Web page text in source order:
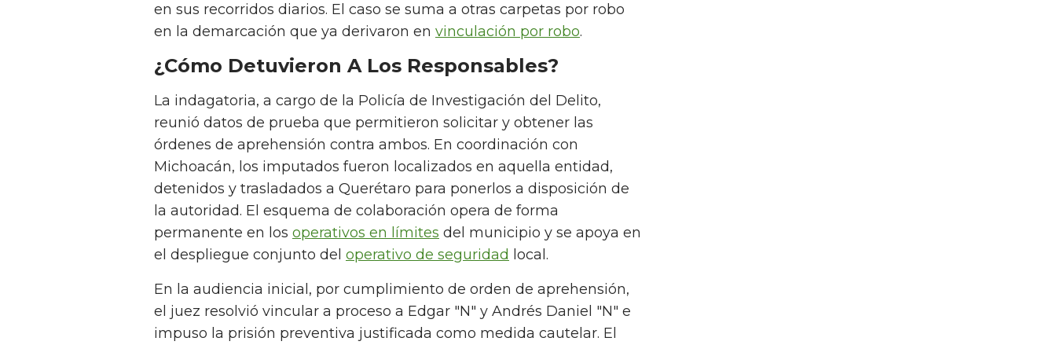
en sus recorridos diarios. El caso se suma a otras carpetas por robo
en la demarcación que ya derivaron en vinculación por robo.
¿Cómo Detuvieron A Los Responsables?
La indagatoria, a cargo de la Policía de Investigación del Delito,
reunió datos de prueba que permitieron solicitar y obtener las
órdenes de aprehensión contra ambos. En coordinación con
Michoacán, los imputados fueron localizados en aquella entidad,
detenidos y trasladados a Querétaro para ponerlos a disposición de
la autoridad. El esquema de colaboración opera de forma
permanente en los operativos en límites del municipio y se apoya en
el despliegue conjunto del operativo de seguridad local.
En la audiencia inicial, por cumplimiento de orden de aprehensión,
el juez resolvió vincular a proceso a Edgar "N" y Andrés Daniel "N" e
impuso la prisión preventiva justificada como medida cautelar. El